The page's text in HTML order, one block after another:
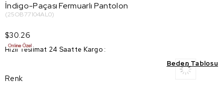
İndigo-Paçası Fermuarlı Pantolon
(25OB77104AL0)
$30.26
Hızlı Teslimat 24 Saatte Kargo :
Beden Tablosu
Renk